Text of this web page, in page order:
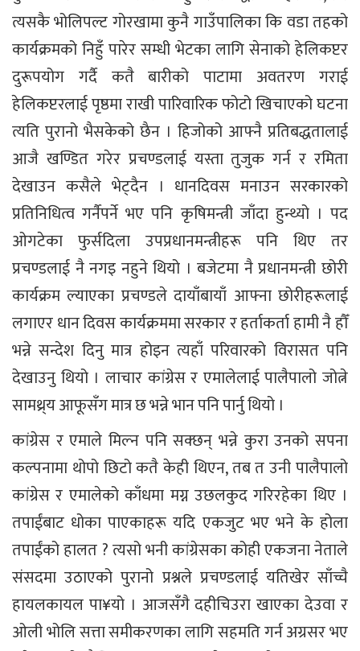
त्यसकै भोलिपल्ट गोरखामा कुनै गाउँपालिका कि वडा तहको
कार्यक्रमको निहुँ पारेर सम्धी भेटका लागि सेनाको हेलिकप्टर
दुरूपयोग गर्दै कतै बारीको पाटामा अवतरण गराई
हेलिकप्टरलाई पृष्ठमा राखी पारिवारिक फोटो खिचाएको घटना
त्यति पुरानो भैसकेको छैन । हिजोको आफ्नै प्रतिबद्धतालाई
आजै खण्डित गरेर प्रचण्डलाई यस्ता तुजुक गर्न र रमिता
देखाउन कसैले भेट्दैन । धानदिवस मनाउन सरकारको
प्रतिनिधित्व गर्नैपर्ने भए पनि कृषिमन्त्री जाँदा हुन्थ्यो । पद
ओगटेका फुर्सदिला उपप्रधानमन्त्रीहरू पनि थिए तर
प्रचण्डलाई नै नगइ नहुने थियो । बजेटमा नै प्रधानमन्त्री छोरी
कार्यक्रम ल्याएका प्रचण्डले दायाँबायाँ आफ्ना छोरीहरूलाई
लगाएर धान दिवस कार्यक्रममा सरकार र हर्ताकर्ता हामी नै हौँ
भन्ने सन्देश दिनु मात्र होइन त्यहाँ परिवारको विरासत पनि
देखाउनु थियो । लाचार कांग्रेस र एमालेलाई पालैपालो जोत्ने
सामथ्र्य आफूसँग मात्र छ भन्ने भान पनि पार्नु थियो ।
कांग्रेस र एमाले मिल्न पनि सक्छन् भन्ने कुरा उनको सपना
कल्पनामा थोपो छिटो कतै केही थिएन, तब त उनी पालैपालो
कांग्रेस र एमालेको काँधमा मग्न उछलकुद गरिरहेका थिए ।
तपाईंबाट धोका पाएकाहरू यदि एकजुट भए भने के होला
तपाईंको हालत ? त्यसो भनी कांग्रेसका कोही एकजना नेताले
संसदमा उठाएको पुरानो प्रश्नले प्रचण्डलाई यतिखेर साँच्चै
हायलकायल पा¥यो । आजसँगै दहीचिउरा खाएका देउवा र
ओली भोलि सत्ता समीकरणका लागि सहमति गर्न अग्रसर भए